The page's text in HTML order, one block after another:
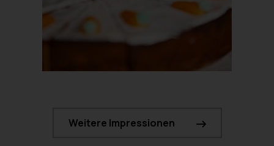
Weitere Impressionen